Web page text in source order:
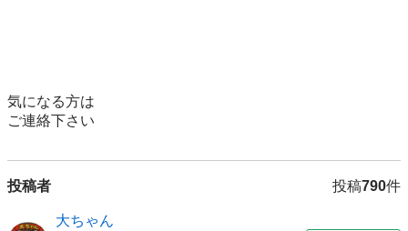
気になる方は
ご連絡下さい
投稿者 投稿790件
大ちゃん